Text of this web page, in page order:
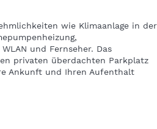
wie Klimaanlage in der
und Fernseher. Das
privaten überdachten Parkplatz
Ankunft und Ihren Aufenthalt